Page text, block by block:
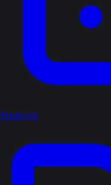
Priemysel